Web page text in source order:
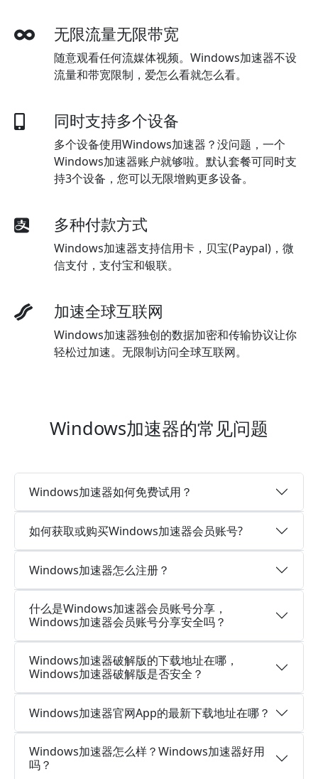
无限流量无限带宽
随意观看任何流媒体视频。Windows加速器不设
流量和带宽限制，爱怎么看就怎么看。
同时支持多个设备
多个设备使用Windows加速器？没问题，一个
Windows加速器账户就够啦。默认套餐可同时支
持3个设备，您可以无限增购更多设备。
多种付款方式
Windows加速器支持信用卡，贝宝(Paypal)，微
信支付，支付宝和银联。
加速全球互联网
Windows加速器独创的数据加密和传输协议让你
轻松过加速。无限制访问全球互联网。
Windows加速器的常见问题
Windows加速器如何免费试用？
如何获取或购买Windows加速器会员账号?
Windows加速器怎么注册？
什么是Windows加速器会员账号分享，
Windows加速器会员账号分享安全吗？
Windows加速器破解版的下载地址在哪，
Windows加速器破解版是否安全？
Windows加速器官网App的最新下载地址在哪？
Windows加速器怎么样？Windows加速器好用
吗？